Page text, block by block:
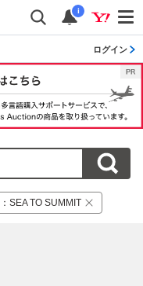
i
ログイン
： SEA TO SUMMIT